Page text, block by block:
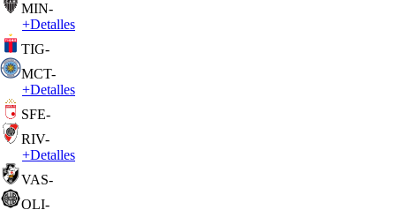
MIN-
+Detalles
TIG-
MCT-
+Detalles
SFE-
RIV-
+Detalles
VAS-
OLI-